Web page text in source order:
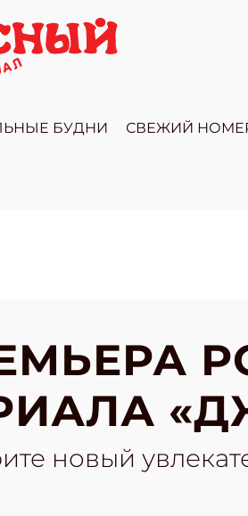
БУДНИ СВЕЖИЙ
новый